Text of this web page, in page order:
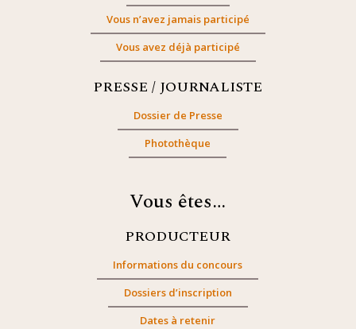
Vous n’avez jamais participé
Vous avez déjà participé
PRESSE / JOURNALISTE
Dossier de Presse
Photothèque
Vous êtes…
PRODUCTEUR
Informations du concours
Dossiers d’inscription
Dates à retenir